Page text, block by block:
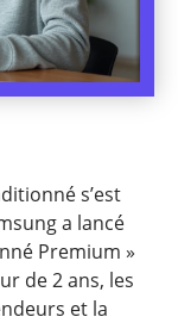
s’est
a lancé
Premium »
de 2 ans, les
et la